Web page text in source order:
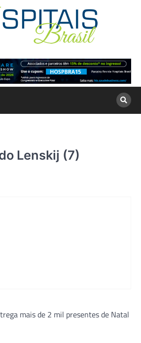
Lenskij (7)
mais de 2 mil presentes de Natal